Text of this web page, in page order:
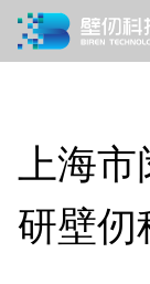
上海市
研壁仞